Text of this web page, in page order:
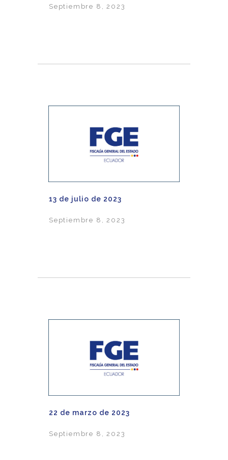
Septiembre 8, 2023
13 de julio de 2023
Septiembre 8, 2023
22 de marzo de 2023
Septiembre 8, 2023